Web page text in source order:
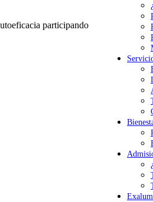
participando